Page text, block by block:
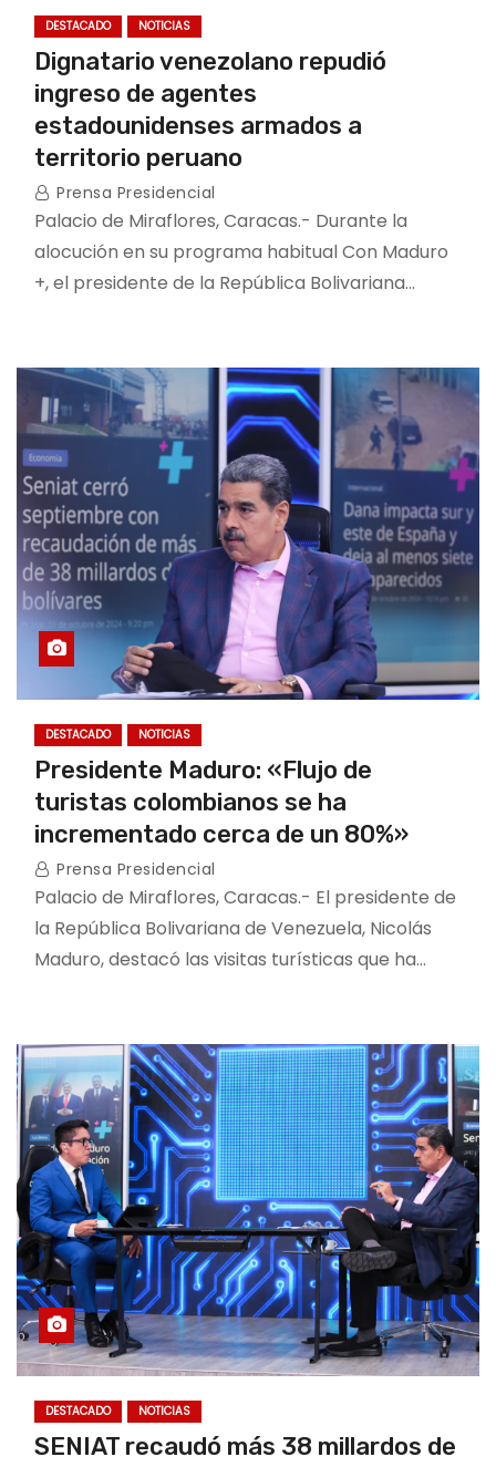
DESTACADO NOTICIAS
Dignatario venezolano repudió
ingreso de agentes
estadounidenses armados a
territorio peruano
Prensa Presidencial
Palacio de Miraflores, Caracas.- Durante la
alocución en su programa habitual Con Maduro
+, el presidente de la República Bolivariana…
DESTACADO NOTICIAS
Presidente Maduro: «Flujo de
turistas colombianos se ha
incrementado cerca de un 80%»
Prensa Presidencial
Palacio de Miraflores, Caracas.- El presidente de
la República Bolivariana de Venezuela, Nicolás
Maduro, destacó las visitas turísticas que ha…
DESTACADO NOTICIAS
SENIAT recaudó más 38 millardos de